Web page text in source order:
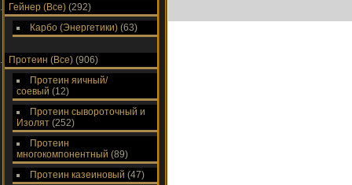
Гейнер (Все) (292)
Карбо (Энергетики) (63)
Протеин (Все) (906)
Протеин яичный/
соевый (12)
Протеин сывороточный и
Изолят (252)
Протеин
многокомпонентный (89)
Протеин казеиновый (47)